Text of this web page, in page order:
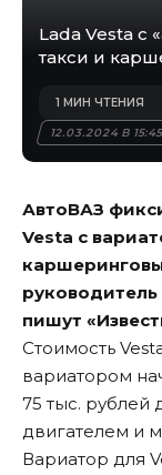
Lada Vesta с
такси и
12.03.2024 В 15:45
1 МИН ЧТЕНИЯ
АвтоВАЗ
Vesta с
пишут
Стоимость
вариатором
75 тыс. рублей
двигателем и
Вариатор для